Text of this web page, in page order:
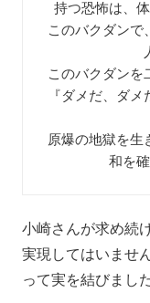
持つ恐怖は、
このバクダンで
このバクダンを
『ダメだ、ダ
原爆の地獄を生
和を
小崎さんが求め続
実現してはいませ
って実を結びました